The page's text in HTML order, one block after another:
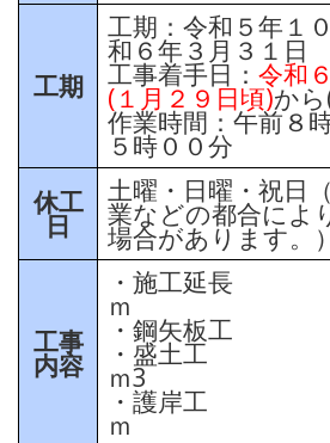
工期
工期：令和５年１
和６年３月３１日
工事着手日： 令和
(１月２９日頃)か
作業時間：午前８
５時００分
休工
日
土曜・日曜・祝日
業などの都合によ
場合があります。）
工事
内容
・施工延長
ｍ
・鋼矢板工
・盛土工
ｍ3
・護岸工
ｍ